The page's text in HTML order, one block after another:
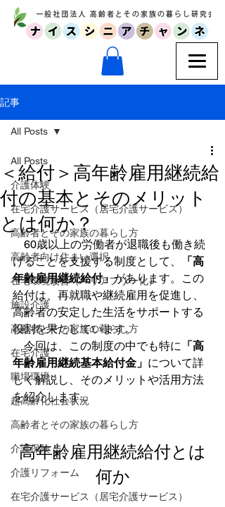
記事
All Posts
介護体験
在宅介護サービス（居宅介護サービス）
高齢者とその家族の暮らし方
高齢者向け住まい選択
在宅環境改善（バリアフリー化）
施設介護
高齢者とその家族の暮らし方
在宅介護
職場環境
超高齢化社会状況
高齢者とその家族の暮らし方
介護保険
介護リフォーム
在宅介護サービス（居宅介護サービス）
All Posts
＜給付＞高年齢雇用継続給
付の基本とそのメリット
とは何か？
60歳以上の労働者が退職後も働き続
けることを支援する制度として、
「高
年齢雇用継続給付」があります。この
給付は、再就職や継続雇用を促進し、
高齢者の安定した生活をサポートする
役割を果たしています。
今回は、この制度の中でも特に 「高
年齢雇用継続基本給付金」 について詳
しく解説し、そのメリットや活用方法
を紹介します。
高年齢雇用継続給付とは
何か